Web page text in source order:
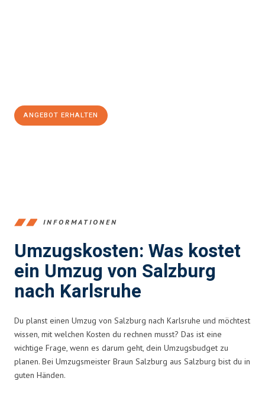
ANGEBOT ERHALTEN
INFORMATIONEN
Umzugskosten: Was kostet
ein Umzug von Salzburg
nach Karlsruhe
Du planst einen Umzug von Salzburg nach Karlsruhe und möchtest
wissen, mit welchen Kosten du rechnen musst? Das ist eine
wichtige Frage, wenn es darum geht, dein Umzugsbudget zu
planen. Bei Umzugsmeister Braun Salzburg aus Salzburg bist du in
guten Händen.